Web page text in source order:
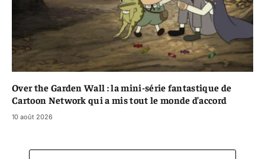
Over the Garden Wall : la mini-série fantastique de
Cartoon Network qui a mis tout le monde d’accord
10 août 2026